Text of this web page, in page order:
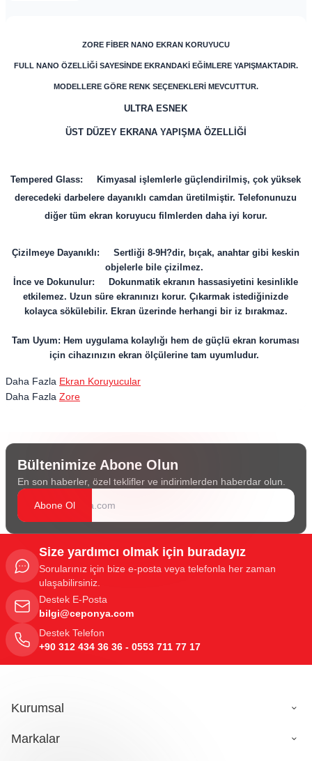
ZORE FİBER NANO EKRAN KORUYUCU
FULL NANO ÖZELLİĞİ SAYESİNDE EKRANDAKİ EĞİMLERE YAPIŞMAKTADIR.
MODELLERE GÖRE RENK SEÇENEKLERİ MEVCUTTUR.
ULTRA ESNEK
ÜST DÜZEY EKRANA YAPIŞMA ÖZELLİĞİ
Tempered Glass: Kimyasal işlemlerle güçlendirilmiş, çok yüksek
derecedeki darbelere dayanıklı camdan üretilmiştir. Telefonunuzu
diğer tüm ekran koruyucu filmlerden daha iyi korur.
Çizilmeye Dayanıklı: Sertliği 8-9H?dir, bıçak, anahtar gibi keskin
objelerle bile çizilmez.
İnce ve Dokunulur: Dokunmatik ekranın hassasiyetini kesinlikle
etkilemez. Uzun süre ekranınızı korur. Çıkarmak istediğinizde
kolayca sökülebilir. Ekran üzerinde herhangi bir iz bırakmaz.
Tam Uyum: Hem uygulama kolaylığı hem de güçlü ekran koruması
için cihazınızın ekran ölçülerine tam uyumludur.
Daha Fazla Ekran Koruyucular
Daha Fazla Zore
Bültenimize Abone Olun
En son haberler, özel teklifler ve indirimlerden haberdar olun.
Abone Ol
Size yardımcı olmak için buradayız
Sorularınız için bize e-posta veya telefonla her zaman
ulaşabilirsiniz.
Destek E-Posta
bilgi@ceponya.com
Destek Telefon
+90 312 434 36 36 - 0553 711 77 17
Kurumsal
Markalar